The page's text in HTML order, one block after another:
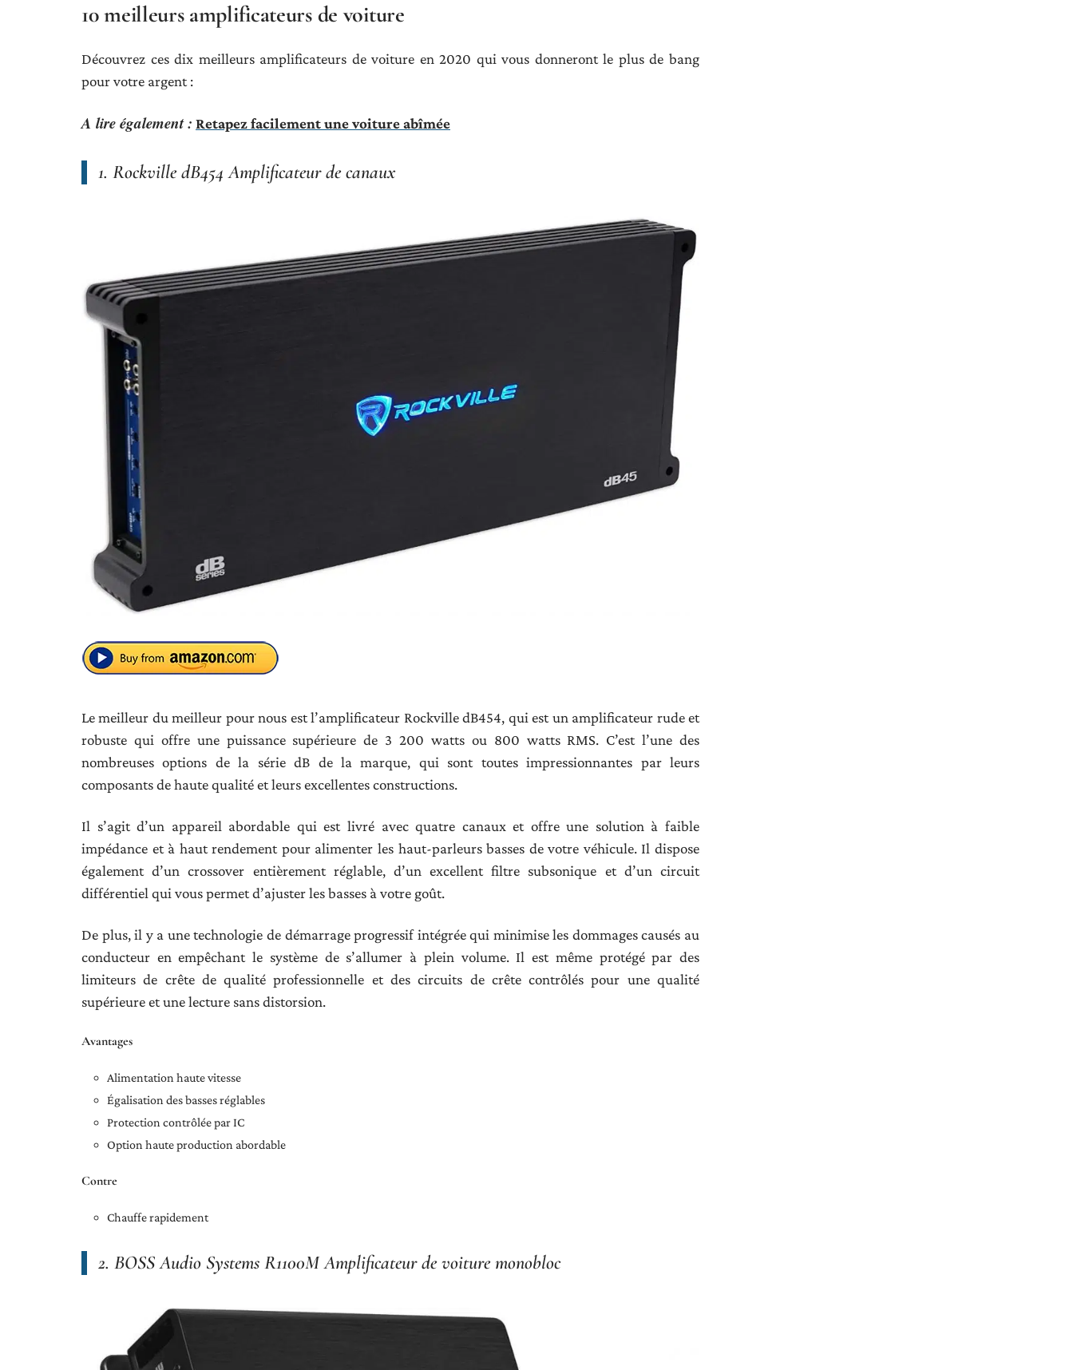
10 meilleurs amplificateurs de voiture
Découvrez ces dix meilleurs amplificateurs de voiture en 2020 qui vous donneront le plus de bang
pour votre argent :
A lire également : Retapez facilement une voiture abîmée
1. Rockville dB454 Amplificateur de canaux
Le meilleur du meilleur pour nous est l’amplificateur Rockville dB454, qui est un amplificateur rude et
robuste qui offre une puissance supérieure de 3 200 watts ou 800 watts RMS. C’est l’une des
nombreuses options de la série dB de la marque, qui sont toutes impressionnantes par leurs
composants de haute qualité et leurs excellentes constructions.
Il s’agit d’un appareil abordable qui est livré avec quatre canaux et offre une solution à faible
impédance et à haut rendement pour alimenter les haut-parleurs basses de votre véhicule. Il dispose
également d’un crossover entièrement réglable, d’un excellent filtre subsonique et d’un circuit
différentiel qui vous permet d’ajuster les basses à votre goût.
De plus, il y a une technologie de démarrage progressif intégrée qui minimise les dommages causés au
conducteur en empêchant le système de s’allumer à plein volume. Il est même protégé par des
limiteurs de crête de qualité professionnelle et des circuits de crête contrôlés pour une qualité
supérieure et une lecture sans distorsion.
Avantages
Alimentation haute vitesse
Égalisation des basses réglables
Protection contrôlée par IC
Option haute production abordable
Contre
Chauffe rapidement
2. BOSS Audio Systems R1100M Amplificateur de voiture monobloc